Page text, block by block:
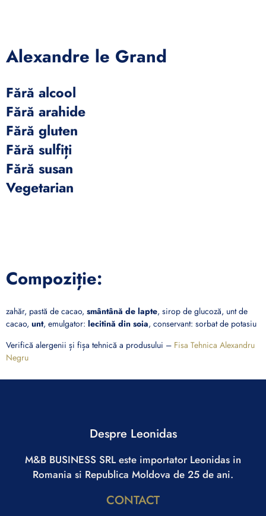
Alexandre le Grand
Fără alcool
Fără arahide
Fără gluten
Fără sulfiți
Fără susan
Vegetarian
Compoziție:
zahăr, pastă de cacao, smântână de lapte, sirop de glucoză, unt de
cacao, unt, emulgator: lecitină din soia, conservant: sorbat de potasiu
Verifică alergenii și fișa tehnică a produsului – Fisa Tehnica Alexandru
Negru
Despre Leonidas
M&B BUSINESS SRL este importator Leonidas in
Romania si Republica Moldova de 25 de ani.
CONTACT